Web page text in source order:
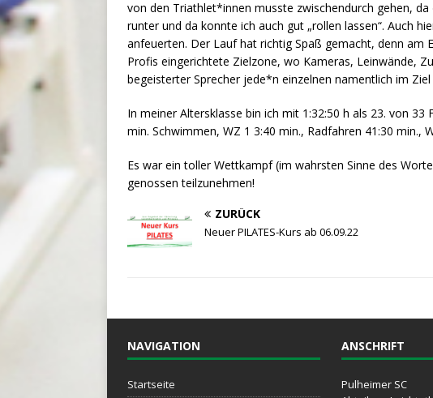
von den Triathlet*innen musste zwischendurch gehen,
runter und da konnte ich auch gut „rollen lassen“. Auch
anfeuerten. Der Lauf hat richtig Spaß gemacht, denn am
Profis eingerichtete Zielzone, wo Kameras, Leinwände,
begeisterter Sprecher jede*n einzelnen namentlich im
In meiner Altersklasse bin ich mit 1:32:50 h als 23. von 33
min. Schwimmen, WZ 1 3:40 min., Radfahren 41:30 min.,
Es war ein toller Wettkampf (im wahrsten Sinne des
genossen teilzunehmen!
ZURÜCK
Neuer PILATES-Kurs ab 06.09.22
NAVIGATION
Startseite
ANSCHRIFT
Pulheimer SC